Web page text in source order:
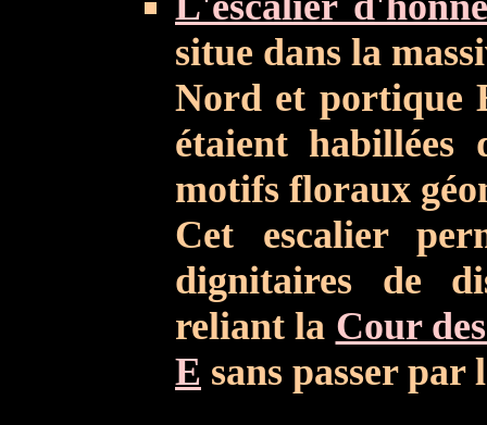
situe dans la
Nord et portique
étaient habillées
motifs floraux
Cet escalier
dignitaires de
reliant la Cour
E sans passer